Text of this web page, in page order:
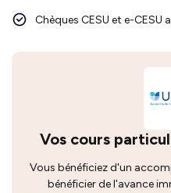
Chèques CESU et e-CESU
Vos cours
Vous bénéficiez d'un
bénéficier de l'avance